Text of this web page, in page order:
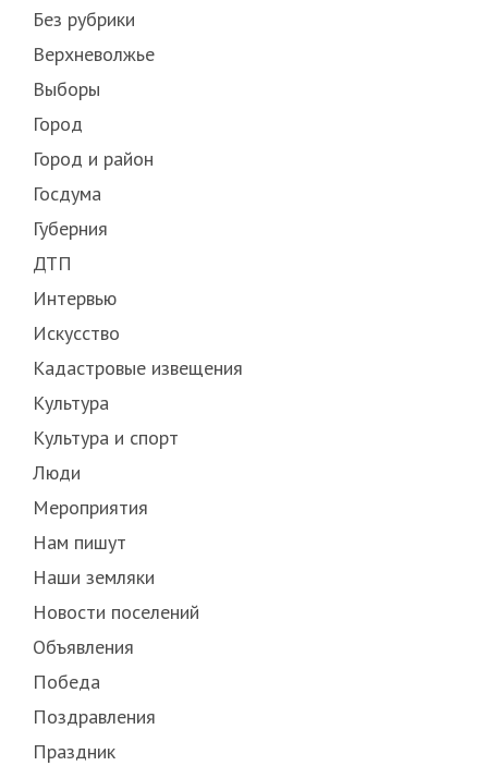
Без рубрики
Верхневолжье
Выборы
Город
Город и район
Госдума
Губерния
ДТП
Интервью
Искусство
Кадастровые извещения
Культура
Культура и спорт
Люди
Мероприятия
Нам пишут
Наши земляки
Новости поселений
Объявления
Победа
Поздравления
Праздник